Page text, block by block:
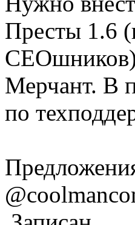
Престы 1.6
СЕОшников),
Мерчант. В
по